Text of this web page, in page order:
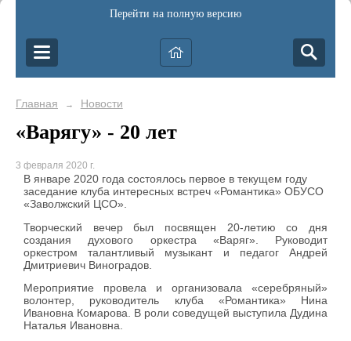
Перейти на полную версию
Главная → Новости
«Варягу» - 20 лет
3 февраля 2020 г.
В январе 2020 года состоялось первое в текущем году
заседание клуба интересных встреч «Романтика» ОБУСО
«Заволжский ЦСО».
Творческий вечер был посвящен 20-летию со дня
создания духового оркестра «Варяг». Руководит
оркестром талантливый музыкант и педагог Андрей
Дмитриевич Виноградов.
Мероприятие провела и организовала «серебряный»
волонтер, руководитель клуба «Романтика» Нина
Ивановна Комарова. В роли соведущей выступила Дудина
Наталья Ивановна.